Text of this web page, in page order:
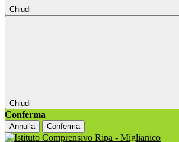
Chiudi
Chiudi
Conferma
Annulla Conferma